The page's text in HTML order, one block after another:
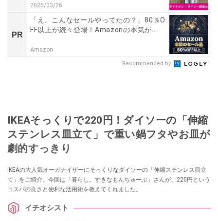
2025/03/26
PR
「え、こんなセールやってたの？」80％O
FF以上が続々登場！Amazonの本気が...
Amazon
Recommended by
IKEAそっくりで220円！ダイソーの「伸縮
ステンレス皿立て」で重い鍋フタやお皿が
劇的すっきり
IKEAの大人気オーガナイザーにそっくりなダイソーの「伸縮ステンレス皿立
て」をご紹介。今回は「暮らし。すきなもんちゅーぶ」さんが、220円という
コスパの良さと便利な活用術を教えてくれました。
イチオシスト